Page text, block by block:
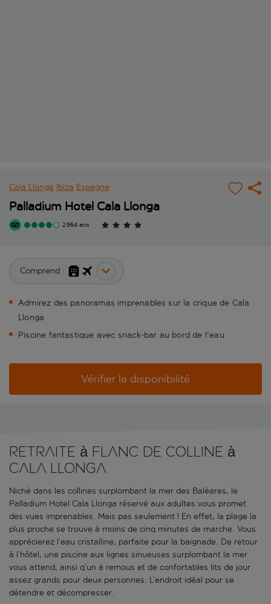
Cala Llonga Ibiza Espagne
Palladium Hotel Cala Llonga
2 964 avis
Comprend :
Admirez des panoramas imprenables sur la crique de Cala
Llonga
Piscine fantastique avec snack-bar au bord de l'eau
Vérifier la disponibilité
Retraite à flanc de colline à
Cala Llonga
Niché dans les collines surplombant la mer des Baléares, le
Palladium Hotel Cala Llonga réservé aux adultes vous promet
des vues imprenables. Mais pas seulement ! En effet, la plage la
plus proche se trouve à moins de cinq minutes de marche. Vous
apprécierez l’eau cristalline, parfaite pour la baignade. De retour
à l’hôtel, une piscine aux lignes sinueuses surplombant la mer
vous attend, ainsi q’un à remous et de confortables lits de jour
assez grands pour deux personnes. L’endroit idéal pour se
détendre et décompresser.